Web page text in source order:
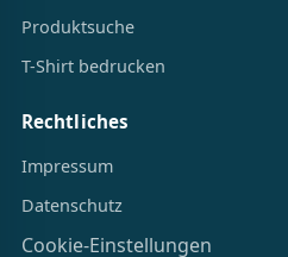
Produktsuche
T-Shirt bedrucken
Rechtliches
Impressum
Datenschutz
Cookie-Einstellungen